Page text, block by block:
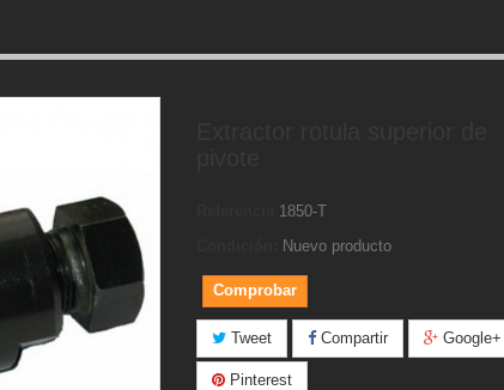
1850-T
Nuevo producto
Comprobar
Tweet Compartir Google+
Pinterest